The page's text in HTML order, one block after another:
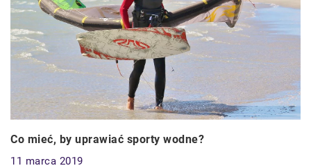
Co mieć, by uprawiać sporty wodne?
11 marca 2019